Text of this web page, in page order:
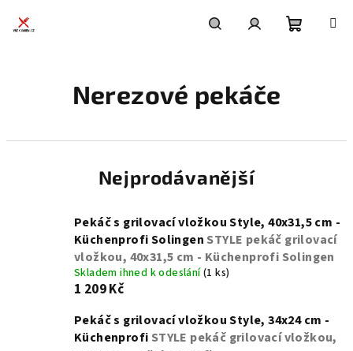
Nerezové pekáče
Nejprodávanější
Pekáč s grilovací vložkou Style, 40x31,5 cm -
Küchenprofi Solingen STYLE pekáč grilovací
vložkou, 40x31,5 cm - Küchenprofi Solingen
Skladem ihned k odeslání(1 ks)
1 209 Kč
Pekáč s grilovací vložkou Style, 34x24 cm -
Küchenprofi STYLE pekáč grilovací vložkou,